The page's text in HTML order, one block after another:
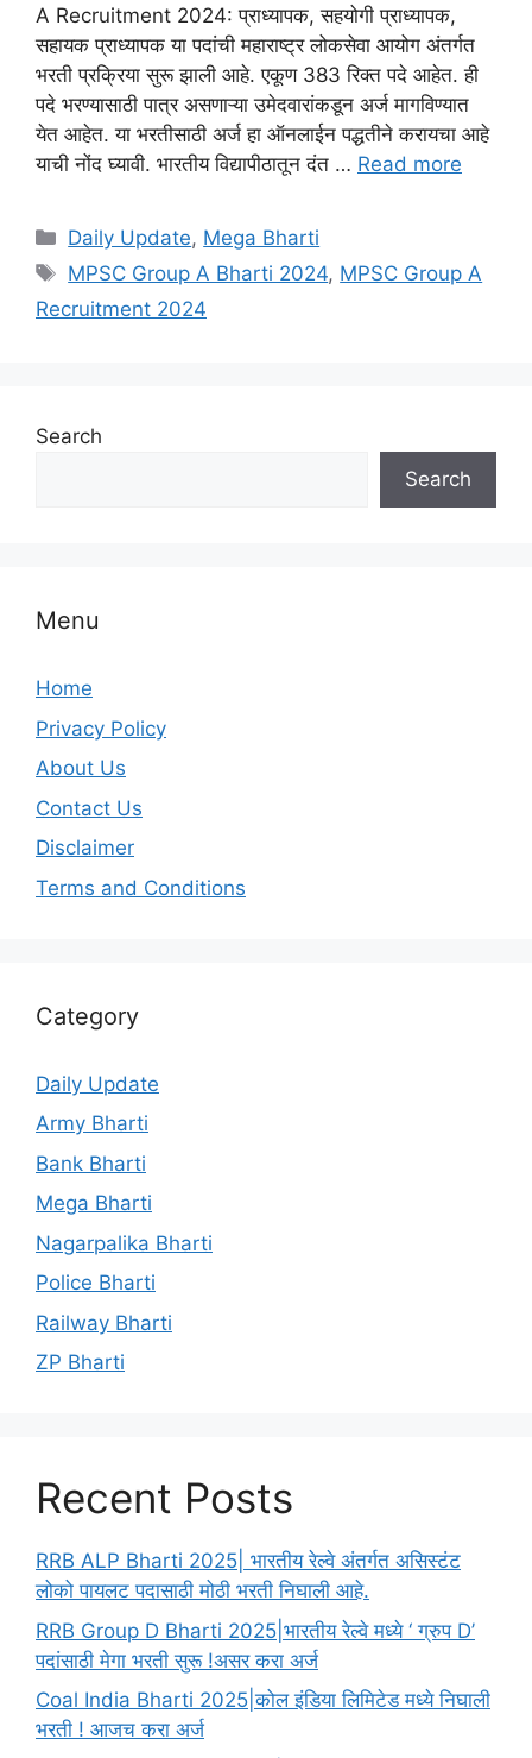
A Recruitment 2024: प्राध्यापक, सहयोगी प्राध्यापक,
सहायक प्राध्यापक या पदांची महाराष्ट्र लोकसेवा आयोग अंतर्गत
भरती प्रक्रिया सुरू झाली आहे. एकूण 383 रिक्त पदे आहेत. ही
पदे भरण्यासाठी पात्र असणाऱ्या उमेदवारांकडून अर्ज मागविण्यात
येत आहेत. या भरतीसाठी अर्ज हा ऑनलाईन पद्धतीने करायचा आहे
याची नोंद घ्यावी. भारतीय विद्यापीठातून दंत … Read more
Categories
Daily Update, Mega Bharti
Tags
MPSC Group A Bharti 2024, MPSC Group A
Recruitment 2024
Search
Search
Menu
Home
Privacy Policy
About Us
Contact Us
Disclaimer
Terms and Conditions
Category
Daily Update
Army Bharti
Bank Bharti
Mega Bharti
Nagarpalika Bharti
Police Bharti
Railway Bharti
ZP Bharti
Recent Posts
RRB ALP Bharti 2025| भारतीय रेल्वे अंतर्गत असिस्टंट
लोको पायलट पदासाठी मोठी भरती निघाली आहे.
RRB Group D Bharti 2025|भारतीय रेल्वे मध्ये ‘ ग्रुप D’
पदांसाठी मेगा भरती सुरू !असर करा अर्ज
Coal India Bharti 2025|कोल इंडिया लिमिटेड मध्ये निघाली
भरती ! आजच करा अर्ज